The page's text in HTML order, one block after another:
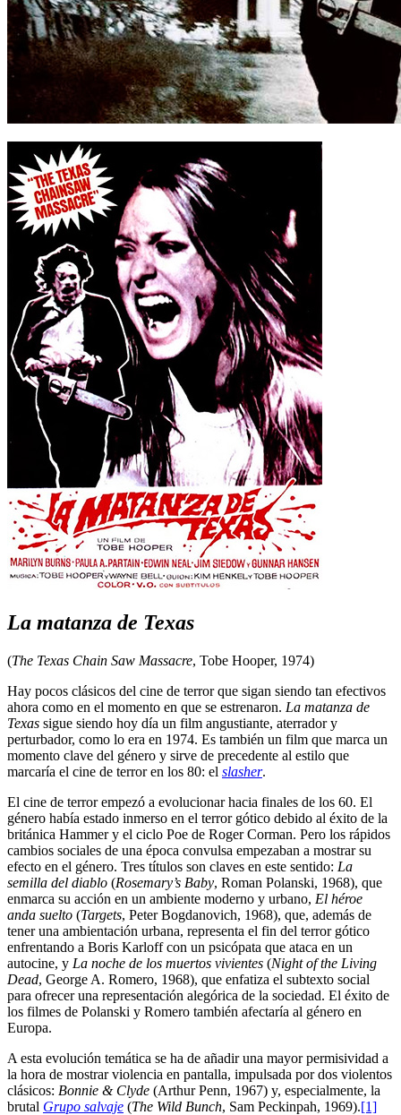
La matanza de Texas
(The Texas Chain Saw Massacre, Tobe Hooper, 1974)
Hay pocos clásicos del cine de terror que sigan siendo tan efectivos
ahora como en el momento en que se estrenaron. La matanza de
Texas sigue siendo hoy día un film angustiante, aterrador y
perturbador, como lo era en 1974. Es también un film que marca un
momento clave del género y sirve de precedente al estilo que
marcaría el cine de terror en los 80: el slasher.
El cine de terror empezó a evolucionar hacia finales de los 60. El
género había estado inmerso en el terror gótico debido al éxito de la
británica Hammer y el ciclo Poe de Roger Corman. Pero los rápidos
cambios sociales de una época convulsa empezaban a mostrar su
efecto en el género. Tres títulos son claves en este sentido: La
semilla del diablo (Rosemary’s Baby, Roman Polanski, 1968), que
enmarca su acción en un ambiente moderno y urbano, El héroe
anda suelto (Targets, Peter Bogdanovich, 1968), que, además de
tener una ambientación urbana, representa el fin del terror gótico
enfrentando a Boris Karloff con un psicópata que ataca en un
autocine, y La noche de los muertos vivientes (Night of the Living
Dead, George A. Romero, 1968), que enfatiza el subtexto social
para ofrecer una representación alegórica de la sociedad. El éxito de
los filmes de Polanski y Romero también afectaría al género en
Europa.
A esta evolución temática se ha de añadir una mayor permisividad a
la hora de mostrar violencia en pantalla, impulsada por dos violentos
clásicos: Bonnie & Clyde (Arthur Penn, 1967) y, especialmente, la
brutal Grupo salvaje (The Wild Bunch, Sam Peckinpah, 1969).[1]